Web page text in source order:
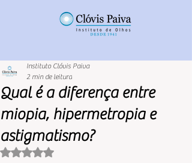
Qual é a diferença entre
miopia, hipermetropia e
astigmatismo?
Instituto Clóvis Paiva
2 min de leitura
Avaliado com NaN de 5 estrelas.